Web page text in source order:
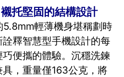
托堅固的結構設計
輕薄機身堪稱劃時
釋智慧型手機設計的每
便攜的體驗。沉穩洗鍊
，重量僅163公克，將